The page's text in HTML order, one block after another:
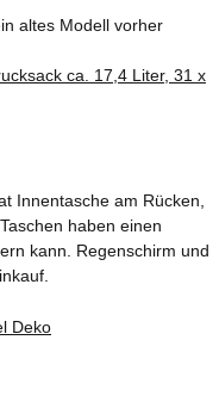
altes Modell vorher
Innentasche am Rücken,
haben einen
kann. Regenschirm und